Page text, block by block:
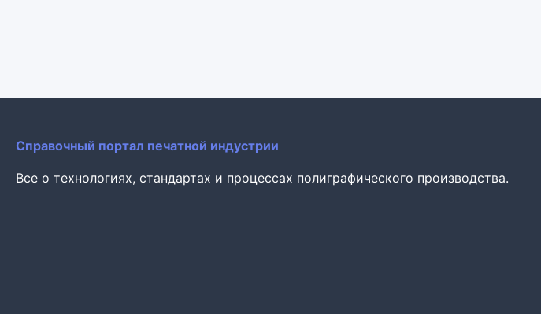
Справочный портал печатной индустрии
Все о технологиях, стандартах и процессах полиграфического производства.